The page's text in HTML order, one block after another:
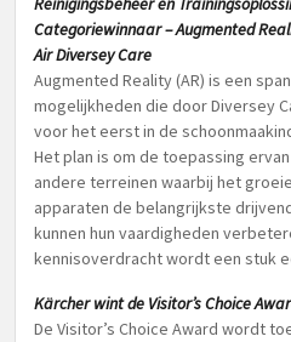
Categoriewinnaar – Augmented
Air Diversey Care
Augmented Reality (AR) is een
mogelijkheden die door Diversey
voor het eerst in de
Het plan is om de toepassing
andere terreinen waarbij het
apparaten de belangrijkste
kunnen hun vaardigheden
kennisoverdracht wordt een stuk
Kärcher wint de Visitor’s Choice
De Visitor’s Choice Award wordt